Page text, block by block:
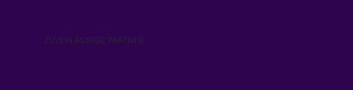
ZUVERLÄSSIGE PARTNER